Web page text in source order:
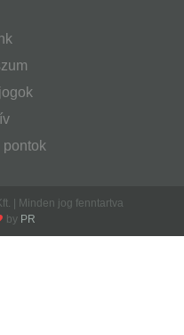
pontok
| Minden jog fenntartva
by PR